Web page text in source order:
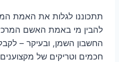
תתכוננו לגלות את האמת
להבין מי באמת האשם
החשבון השמן, ובעיקר –
חכמים וטריקים של